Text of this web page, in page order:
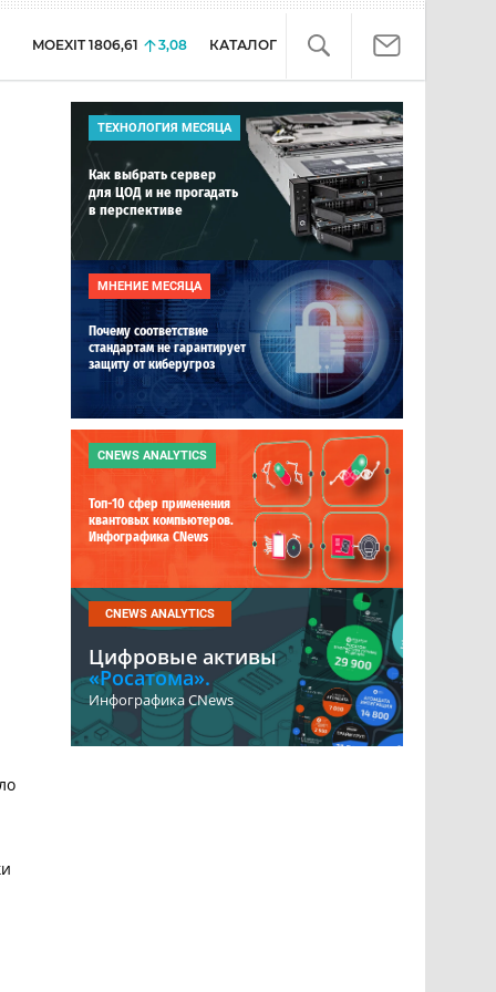
MOEXIT 1806,61 3,08 КАТАЛОГ
ТЕХНОЛОГИЯ МЕСЯЦА
Как выбрать сервер
для ЦОД и не прогадать
в перспективе
МНЕНИЕ МЕСЯЦА
Почему соответствие
стандартам не гарантирует
защиту от киберугроз
CNEWS ANALYTICS
Топ-10 сфер применения
квантовых компьютеров.
Инфографика CNews
CNEWS ANALYTICS
Цифровые активы
«Росатома».
Инфографика CNews